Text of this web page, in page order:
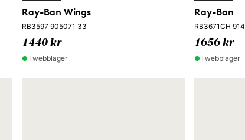
Ray-Ban Wings
RB3597 905071 33
1440 kr
I webblager
Ray-Ban
RB3671CH
1656 kr
I webblager